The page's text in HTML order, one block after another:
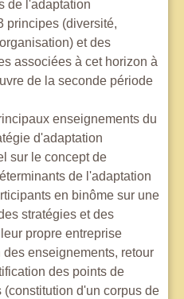
de l'adaptation
(diversité,
et des
associées à cet horizon à
de la seconde période
enseignements du
d'adaptation
sur le concept de
de l'adaptation
en binôme sur une
stratégies et des
propre entreprise
enseignements, retour
des points de
(constitution d'un corpus de